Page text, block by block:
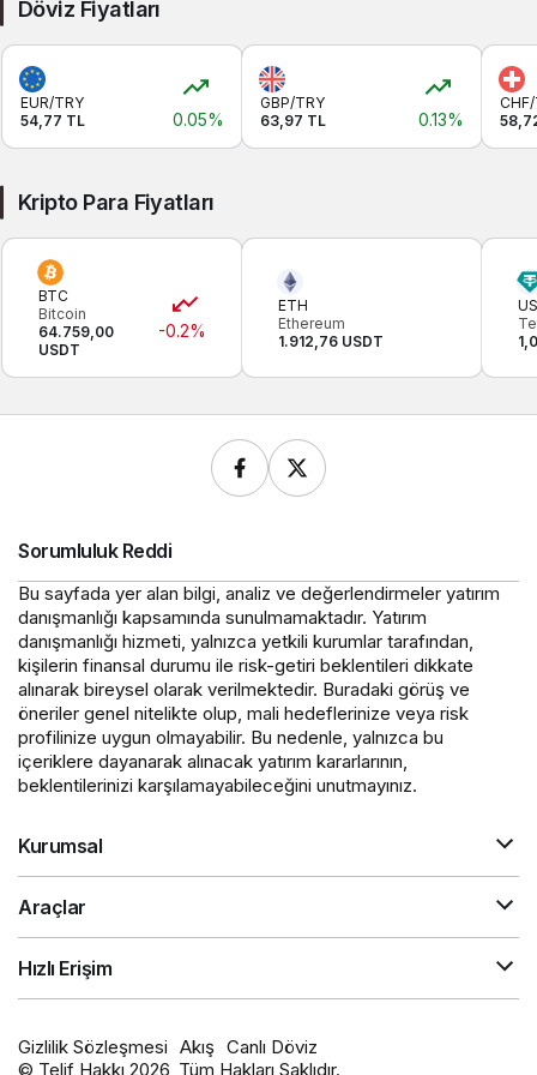
Döviz Fiyatları
EUR/TRY
54,77 TL
0.05%
GBP/TRY
63,97 TL
0.13%
Kripto Para Fiyatları
BTC
Bitcoin
64.759,00
USDT
-0.2%
ETH
Ethereum
1.912,76 USDT
Sorumluluk Reddi
Bu sayfada yer alan bilgi, analiz ve değerlendirmeler yatırım
danışmanlığı kapsamında sunulmamaktadır. Yatırım
danışmanlığı hizmeti, yalnızca yetkili kurumlar tarafından,
kişilerin finansal durumu ile risk-getiri beklentileri dikkate
alınarak bireysel olarak verilmektedir. Buradaki görüş ve
öneriler genel nitelikte olup, mali hedeflerinize veya risk
profilinize uygun olmayabilir. Bu nedenle, yalnızca bu
içeriklere dayanarak alınacak yatırım kararlarının,
beklentilerinizi karşılamayabileceğini unutmayınız.
Kurumsal
Araçlar
Hızlı Erişim
Gizlilik Sözleşmesi Akış Canlı Döviz
© Telif Hakkı 2026, Tüm Hakları Saklıdır.